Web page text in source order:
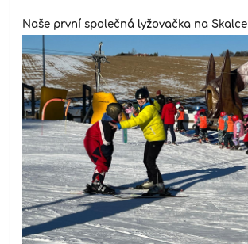
Naše první společná lyžovačka na Skalce